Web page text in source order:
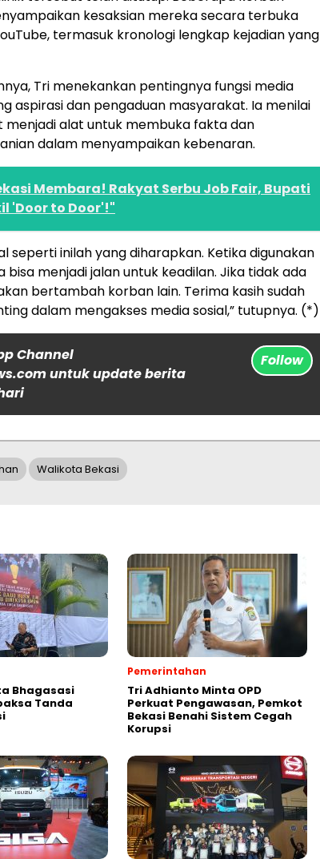
kesaksian mereka secara terbuka
termasuk kronologi lengkap kejadian yang
Tri menekankan pentingnya fungsi media
aspirasi dan pengaduan masyarakat. Ia menilai
menjadi alat untuk membuka fakta dan
dalam menyampaikan kebenaran.
Membara! Rakyat Serbu Job Fair, Bupati
'Door to Door'!"
seperti inilah yang diharapkan. Ketika digunakan
bisa menjadi jalan untuk keadilan. Jika tidak ada
bertambah korban lain. Terima kasih sudah
dalam mengakses media sosial,” tutupnya. (*)
Channel
untuk update berita
Follow
Walikota Bekasi
Bhagasasi
Tanda
Pemerintahan
Tri Adhianto Minta OPD
Perkuat Pengawasan, Pemkot
Bekasi Benahi Sistem Cegah
Korupsi